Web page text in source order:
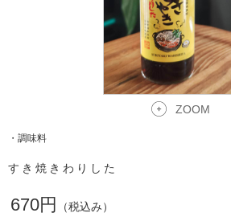
ZOOM
・調味料
すき焼きわりした
670円 （税込み）